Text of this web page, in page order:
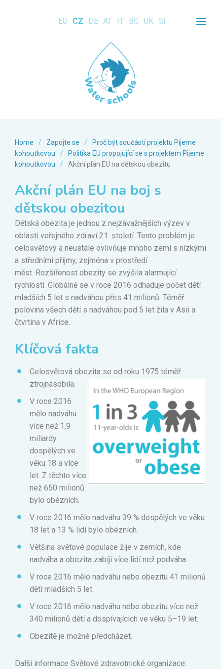
EU CZ DE AT IT BG UK SI
Home / Zapojte se /
Proč být součástí projektu Pijeme
kohoutkovou
/
Politika EU propojující se s projektem Pijeme
kohoutkovou
/ Akční plán EU na dětskou obezitu
Akční plán EU na boj s
dětskou obezitou
Dětská obezita je jednou z nejzávažnějších výzev v
oblasti veřejného zdraví 21. století. Tento problém je
celosvětový a neustále ovlivňuje mnoho zemí s nízkými
a středními příjmy, zejména v prostředí
měst. Rozšířenost obezity se zvýšila alarmující
rychlostí. Globálně se v roce 2016 odhaduje počet dětí
mladších 5 let s nadváhou přes 41 milionů. Téměř
polovina všech dětí s nadváhou pod 5 let žila v Asii a
čtvrtina v Africe.
Klíčová fakta
Celosvětová obezita se od roku 1975 téměř
ztrojnásobila.
V roce 2016
mělo nadváhu
více než 1,9
miliardy
dospělých ve
věku 18 a více
let. Z těchto více
než 650 milionů
bylo obézních.
V roce 2016 mělo nadváhu 39 % dospělých ve věku
18 let a 13 % lidí bylo obézních.
Většina světové populace žije v zemích, kde
nadváha a obezita zabíjí více lidí než podváha.
V roce 2016 mělo nadváhu nebo obezitu 41 milionů
dětí mladších 5 let.
V roce 2016 mělo nadváhu nebo obezitu více než
340 milionů dětí a dospívajících ve věku 5–19 let.
Obezitě je možné předcházet.
Další informace Světové zdravotnické organizace: